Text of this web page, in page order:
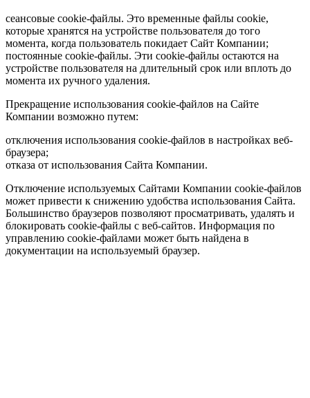
сеансовые cookie-файлы. Это временные файлы cookie,
которые хранятся на устройстве пользователя до того
момента, когда пользователь покидает Сайт Компании;
постоянные cookie-файлы. Эти cookie-файлы остаются на
устройстве пользователя на длительный срок или вплоть до
момента их ручного удаления.
Прекращение использования cookie-файлов на Сайте
Компании возможно путем:
отключения использования cookie-файлов в настройках веб-
браузера;
отказа от использования Сайта Компании.
Отключение используемых Сайтами Компании cookie-файлов
может привести к снижению удобства использования Сайта.
Большинство браузеров позволяют просматривать, удалять и
блокировать cookie-файлы c веб-сайтов. Информация по
управлению cookie-файлами может быть найдена в
документации на используемый браузер.